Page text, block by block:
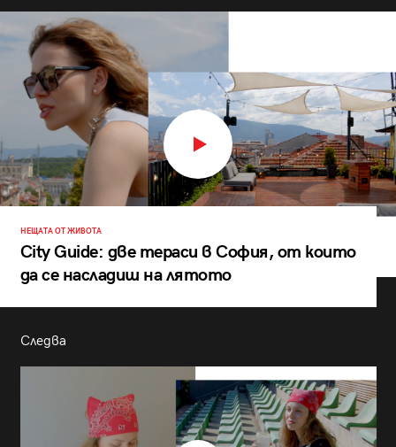
НЕЩАТА ОТ ЖИВОТА
City Guide: две тераси в София, от които
да се насладиш на лятото
Следва